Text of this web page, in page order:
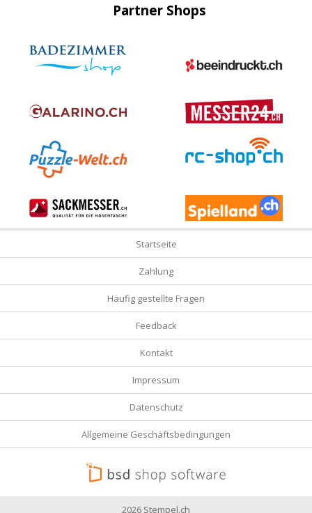
Partner Shops
Startseite
Zahlung
Häufig gestellte Fragen
Feedback
Kontakt
Impressum
Datenschutz
Allgemeine Geschäftsbedingungen
2026 Stempel.ch